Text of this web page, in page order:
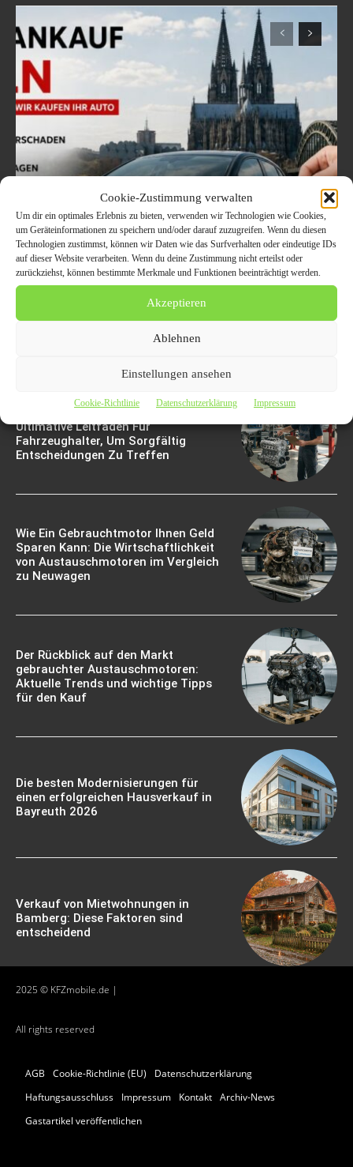
Cookie-Zustimmung verwalten
Um dir ein optimales Erlebnis zu bieten, verwenden wir Technologien wie Cookies,
um Geräteinformationen zu speichern und/oder darauf zuzugreifen. Wenn du diesen
Technologien zustimmst, können wir Daten wie das Surfverhalten oder eindeutige IDs
auf dieser Website verarbeiten. Wenn du deine Zustimmung nicht erteilst oder
zurückziehst, können bestimmte Merkmale und Funktionen beeinträchtigt werden.
Akzeptieren
Ablehnen
Einstellungen ansehen
Cookie-Richtlinie Datenschutzerklärung Impressum
Welche Fahrzeuge in Köln
aktuell besonders gefragt
sind – Trends im
Autoankauf 2026
Motorschaden Bewertung: Der
Ultimative Leitfaden Für
Fahrzeughalter, Um Sorgfältig
Entscheidungen Zu Treffen
Wie Ein Gebrauchtmotor Ihnen Geld
Sparen Kann: Die Wirtschaftlichkeit
von Austauschmotoren im Vergleich
zu Neuwagen
Der Rückblick auf den Markt
gebrauchter Austauschmotoren:
Aktuelle Trends und wichtige Tipps
für den Kauf
Die besten Modernisierungen für
einen erfolgreichen Hausverkauf in
Bayreuth 2026
Verkauf von Mietwohnungen in
Bamberg: Diese Faktoren sind
entscheidend
2025 © KFZmobile.de |
All rights reserved
AGB Cookie-Richtlinie (EU)
Datenschutzerklärung
Haftungsausschluss
Impressum Kontakt Archiv-News
Gastartikel veröffentlichen